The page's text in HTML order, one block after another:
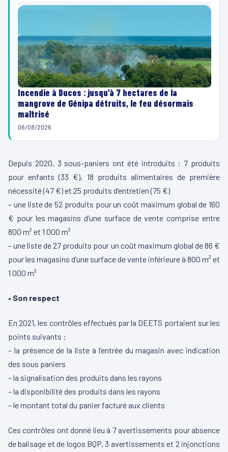
Incendie à Ducos : jusqu’à 7 hectares de la
mangrove de Génipa détruits, le feu désormais
maîtrisé
06/08/2026
Depuis 2020, 3 sous-paniers ont été introduits : 7 produits
pour enfants (33 €), 18 produits alimentaires de première
nécessité (47 €) et 25 produits d’entretien (75 €)
– une liste de 52 produits pour un coût maximum global de 160
€ pour les magasins d’une surface de vente comprise entre
800 m² et 1 000 m²
– une liste de 27 produits pour un coût maximum global de 86 €
pour les magasins d’une surface de vente inférieure à 800 m² et
1 000 m²
• Son respect
En 2021, les contrôles effectués par la DEETS portaient sur les
points suivants :
– la présence de la liste à l’entrée du magasin avec indication
des sous paniers
– la signalisation des produits dans les rayons
– la disponibilité des produits dans les rayons
– le montant total du panier facturé aux clients
Ces contrôles ont donné lieu à 7 avertissements pour absence
de balisage et de logos BQP, 3 avertissements et 2 injonctions